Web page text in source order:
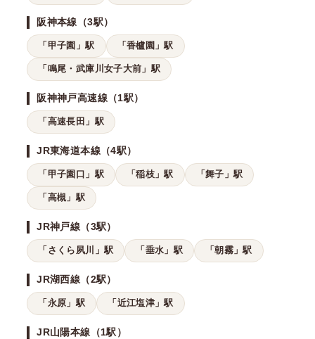
阪神本線（3駅）
「甲子園」駅 「香櫨園」駅
「鳴尾・武庫川女子大前」駅
阪神神戸高速線（1駅）
「高速長田」駅
JR東海道本線（4駅）
「甲子園口」駅 「稲枝」駅 「舞子」駅
「高槻」駅
JR神戸線（3駅）
「さくら夙川」駅 「垂水」駅 「朝霧」駅
JR湖西線（2駅）
「永原」駅 「近江塩津」駅
JR山陽本線（1駅）